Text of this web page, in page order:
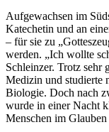
Aufgewachsen im
Katechetin und an
– für sie zu
werden. „Ich wollte
Schleinzer. Trotz sehr
Medizin und studierte
Biologie. Doch nach
wurde in einer Nacht
Menschen im